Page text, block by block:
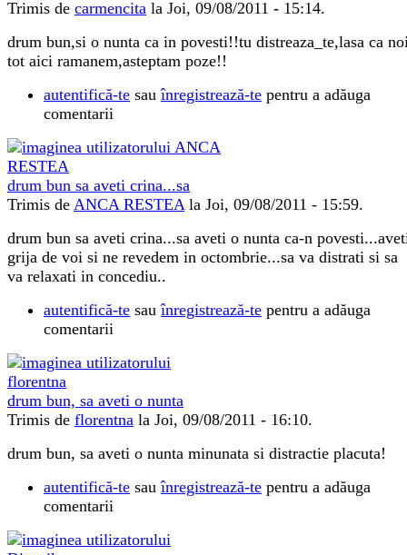
Trimis de carmencita la Joi, 09/08/2011 - 15:14.
drum bun,si o nunta ca in povesti!!tu distreaza_te,lasa ca
tot aici ramanem,asteptam poze!!
autentifică-te sauînregistrează-te pentru a adăuga
comentarii
drum bun sa aveti crina...sa
Trimis de ANCA RESTEAla Joi, 09/08/2011 - 15:59.
drum bun sa aveti crina...sa aveti o nunta ca-n
grija de voi si ne revedem in octombrie...sa va distrati si sa
va relaxati in concediu..
autentifică-te sauînregistrează-te pentru a adăuga
comentarii
drum bun, sa aveti o nunta
Trimis de florentna la Joi, 09/08/2011 - 16:10.
drum bun, sa aveti o nunta minunata si distractie placuta!
autentifică-te sauînregistrează-te pentru a adăuga
comentarii